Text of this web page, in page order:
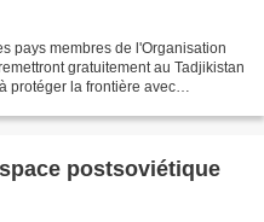
pays membres de l'Organisation
gratuitement au Tadjikistan
protéger la frontière avec
postsoviétique